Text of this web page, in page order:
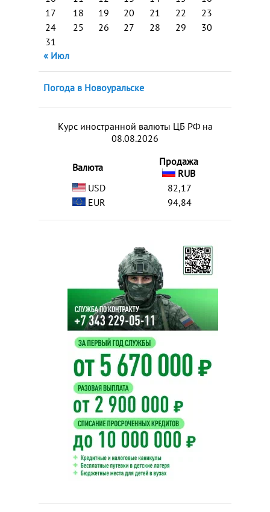
17
18 19 20 21 22
23
24
25 26 27 28 29
30
31
« Июл
Погода в Новоуральске
Курс иностранной валюты ЦБ РФ на
08.08.2026
Валюта
Продажа
RUB
USD
82,17
EUR
94,84